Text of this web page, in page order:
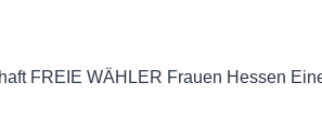
FREIE WÄHLER Frauen Hessen